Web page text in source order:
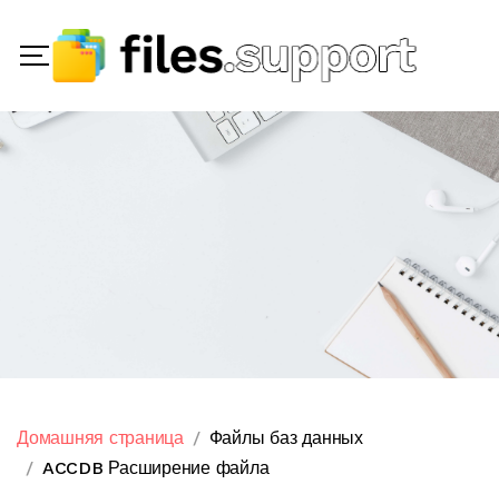
Домашняя страница
Файлы баз данных
ACCDB Расширение файла